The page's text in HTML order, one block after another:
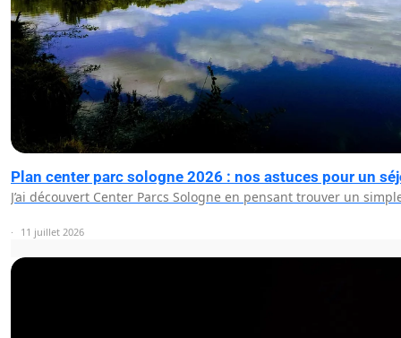
Plan center parc sologne 2026 : nos astuces pour un
J’ai découvert Center Parcs Sologne en pensant trouver un
11 juillet 2026